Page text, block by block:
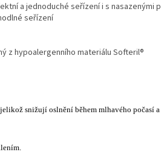
a jednoduché seřízení i s nasazenými
seřízení
z hypoalergenního materiálu Softeril®
snižují oslnění během mlhavého počasí